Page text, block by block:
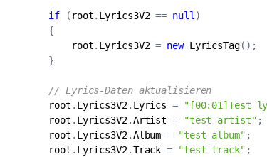
if ( root. Lyrics3V2 == null
root. Lyrics3V2 = new LyricsTag
// Lyrics-Daten aktualisieren
root . Lyrics3V2. Lyrics = "[00:01]Test
root . Lyrics3V2.Artist = "test artist"
root . Lyrics3V2.Album = "test album"
root . Lyrics3V2.Track = "test track"